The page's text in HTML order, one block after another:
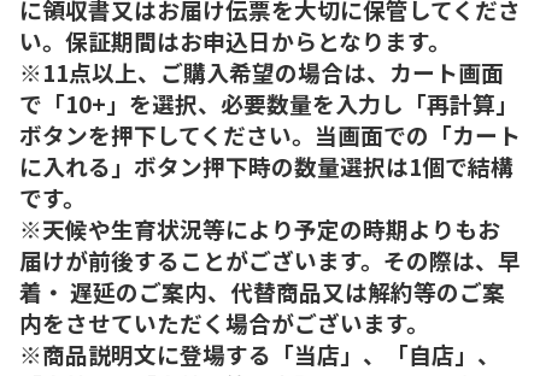
に領収書又はお届け伝票を大切に保管してくださ
い。保証期間はお申込日からとなります。
※11点以上、ご購入希望の場合は、カート画面
で「10+」を選択、必要数量を入力し「再計算」
ボタンを押下してください。当画面での「カート
に入れる」ボタン押下時の数量選択は1個で結構
です。
※天候や生育状況等により予定の時期よりもお
届けが前後することがございます。その際は、早
着・ 遅延のご案内、代替商品又は解約等のご案
内をさせていただく場合がございます。
※商品説明文に登場する「当店」、「自店」、